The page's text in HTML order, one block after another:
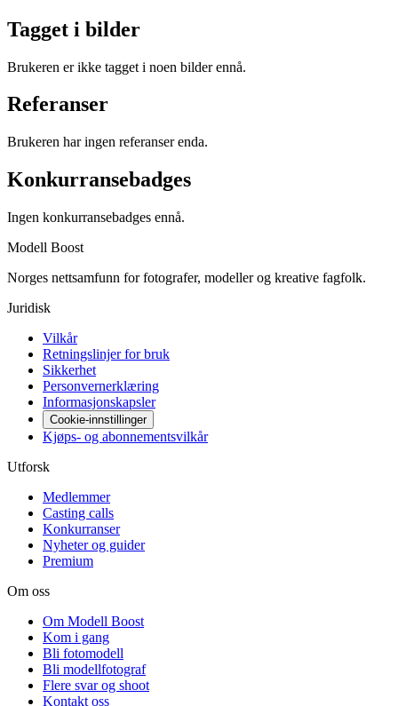
Tagget i bilder
Brukeren er ikke tagget i noen bilder ennå.
Referanser
Brukeren har ingen referanser enda.
Konkurransebadges
Ingen konkurransebadges ennå.
Modell Boost
Norges nettsamfunn for fotografer, modeller og kreative fagfolk.
Juridisk
Vilkår
Retningslinjer for bruk
Sikkerhet
Personvernerklæring
Informasjonskapsler
Cookie-innstillinger
Kjøps- og abonnementsvilkår
Utforsk
Medlemmer
Casting calls
Konkurranser
Nyheter og guider
Premium
Om oss
Om Modell Boost
Kom i gang
Bli fotomodell
Bli modellfotograf
Flere svar og shoot
Kontakt oss